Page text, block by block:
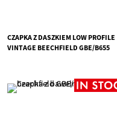
CZAPKA Z DASZKIEM LOW PROFILE
VINTAGE BEECHFIELD GBE/B655